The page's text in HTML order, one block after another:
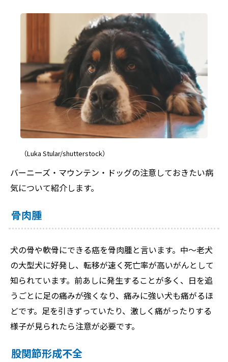
（Luka Stular/shutterstock）
バーニーズ・マウンテン・ドッグの注意しておきたい病
気について紹介します。
骨肉腫
犬の骨や軟骨にできる癌を骨肉腫と言います。中～老犬
の大型犬に好発し、転移が速く死亡率が高いがんとして
知られています。前あしに発生することが多く、日を追
うごとに足の痛みが強くなり、痛みに強い犬も痛がるほ
どです。足を引きずっていたり、激しく痛がったりする
様子が見られたら注意が必要です。
股関節形成不全